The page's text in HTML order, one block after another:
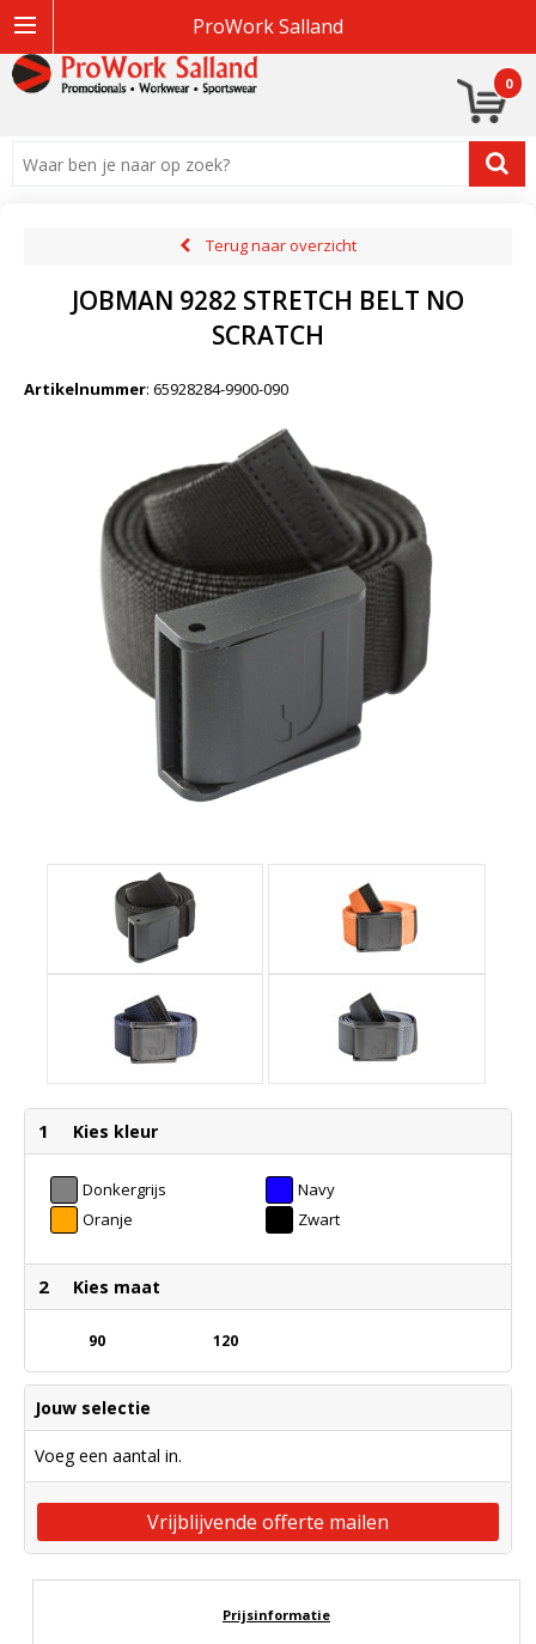
ProWork Salland
0
Terug naar overzicht
JOBMAN 9282 STRETCH BELT NO
SCRATCH
Artikelnummer: 65928284-9900-090
1 Kies kleur
Donkergrijs
Navy
Oranje
Zwart
2 Kies maat
90 120
Jouw selectie
Voeg een aantal in.
Vrijblijvende offerte mailen
Prijsinformatie